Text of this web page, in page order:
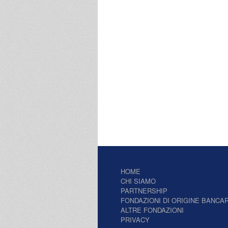
HOME
CHI SIAMO
PARTNERSHIP
FONDAZIONI DI ORIGINE
ALTRE FONDAZIONI
PRIVACY